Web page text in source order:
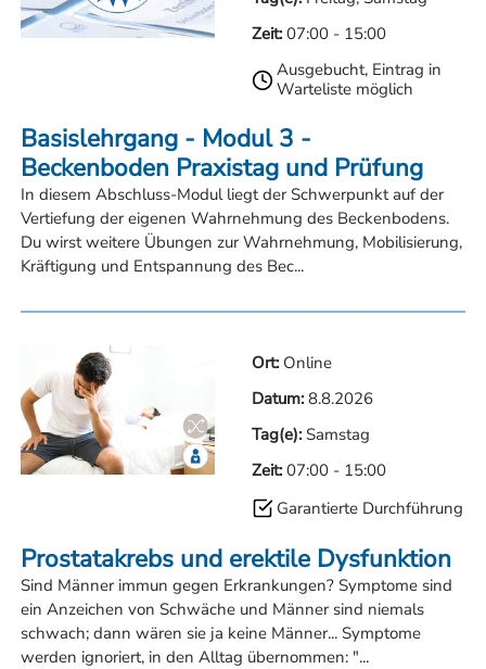
ADMEDIA – Weiterbildungszentrum, Chemnitz
Fortbildungsinstitut Waldenburg, Waldenburg
Bildungsakademie des Landessportbundes e.V.,
Bildungscampus für Gesundheits- und Sozialberufe
St. Johannisstift GmbH, Bad Lippspringe
Medizinisches Fortbildungszentrum Hagen GmbH,
Hagen
Beckenboden Ausbildung
Österreich / Südtirol
verschiedene Lehrgänge, Seminare und Workshops in
diesen Städten an:
Beckenboden Ausbildung Klagenfurt
Beckenboden Ausbildung Südtirol, Vahrn
Fortbildungszentrum Klagenfurt
Basislehrgang - Modul 3 -
Beckenboden Praxistag und Prüfung
In diesem Abschluss-Modul liegt der Schwerpunkt auf der
Vertiefung der eigenen Wahrnehmung des Beckenbodens.
Du wirst weitere Übungen zur Wahrnehmung, Mobilisierung,
Kräftigung und Entspannung des Bec...
Zeit:07:00- 15:00
Ausgebucht, Eintrag in
Warteliste möglich
Prostatakrebs und erektile Dysfunktion
Sind Männer immun gegen Erkrankungen? Symptome sind
ein Anzeichen von Schwäche und Männer sind niemals
schwach; dann wären sie ja keine Männer... Symptome
werden ignoriert, in den Alltag übernommen: "...
Ort: Online
Datum:8.8.2026
Tag(e): Samstag
Zeit:07:00- 15:00
Garantierte Durchführung